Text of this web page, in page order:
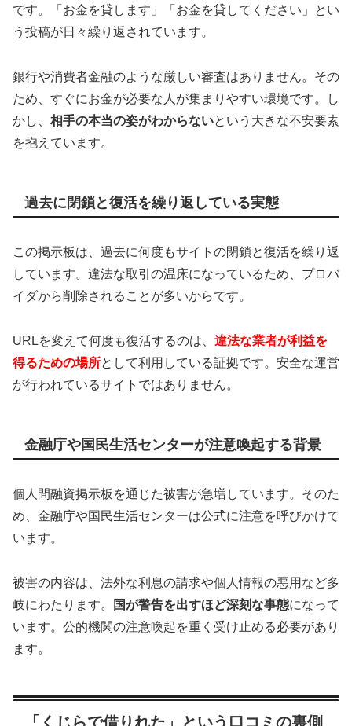
です。「お金を貸します」「お金を貸してください」とい
う投稿が日々繰り返されています。
銀行や消費者金融のような厳しい審査はありません。その
ため、すぐにお金が必要な人が集まりやすい環境です。し
かし、 相手の本当の姿がわからないという大きな不安要素
を抱えています。
過去に閉鎖と復活を繰り返している実態
この掲示板は、過去に何度もサイトの閉鎖と復活を繰り返
しています。違法な取引の温床になっているため、プロバ
イダから削除されることが多いからです。
URLを変えて何度も復活するのは、 違法な業者が利益を
得るための場所として利用している証拠です。安全な運営
が行われているサイトではありません。
金融庁や国民生活センターが注意喚起する背景
個人間融資掲示板を通じた被害が急増しています。そのた
め、金融庁や国民生活センターは公式に注意を呼びかけて
います。
被害の内容は、法外な利息の請求や個人情報の悪用など多
岐にわたります。
国が警告を出すほど深刻な事態になって
います。公的機関の注意喚起を重く受け止める必要があり
ます。
「くじらで借りれた」という口コミの裏側